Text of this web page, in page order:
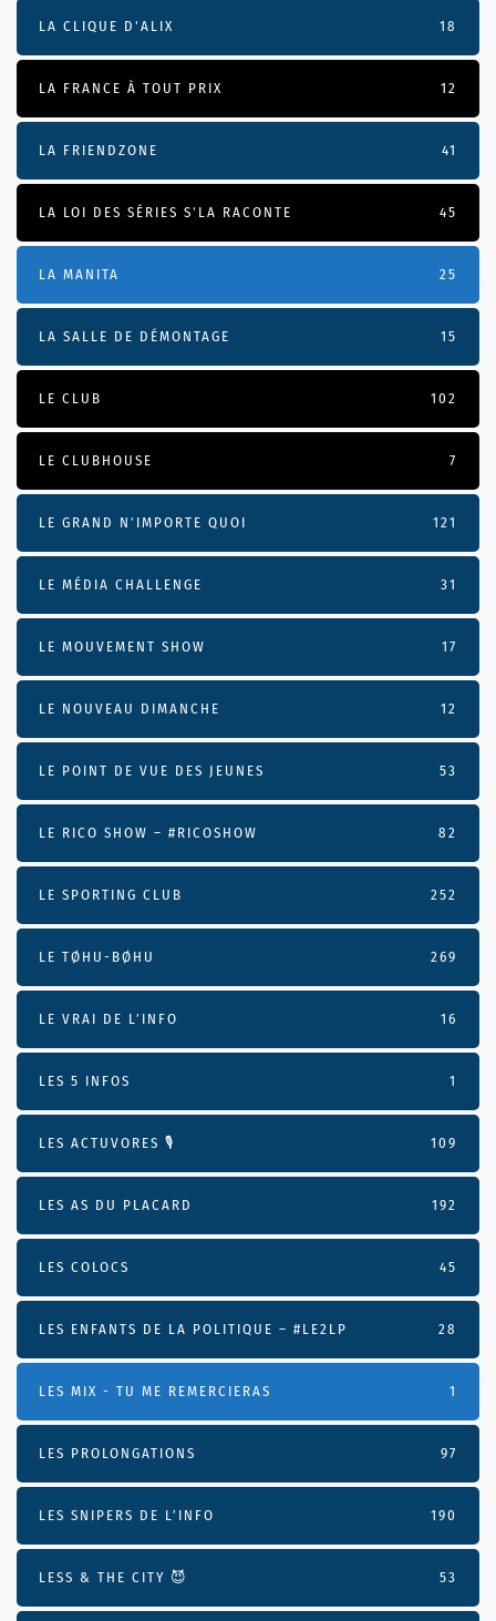
LA CLIQUE D'ALIX 18
LA FRANCE À TOUT PRIX 12
LA FRIENDZONE 41
LA LOI DES SÉRIES S'LA RACONTE 45
LA MANITA 25
LA SALLE DE DÉMONTAGE 15
LE CLUB 102
LE CLUBHOUSE 7
LE GRAND N’IMPORTE QUOI 121
LE MÉDIA CHALLENGE 31
LE MOUVEMENT SHOW 17
LE NOUVEAU DIMANCHE 12
LE POINT DE VUE DES JEUNES 53
LE RICO SHOW – #RICOSHOW 82
LE SPORTING CLUB 252
LE TØHU-BØHU 269
LE VRAI DE L’INFO 16
LES 5 INFOS 1
LES ACTUVORES 🎙 109
LES AS DU PLACARD 192
LES COLOCS 45
LES ENFANTS DE LA POLITIQUE – #LE2LP 28
LES MIX - TU ME REMERCIERAS 1
LES PROLONGATIONS 97
LES SNIPERS DE L’INFO 190
LESS & THE CITY 😈 53